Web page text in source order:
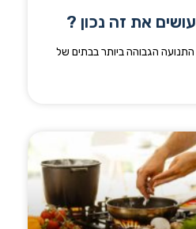
את זה נכון ?
הגבוהה ביותר בבתים של